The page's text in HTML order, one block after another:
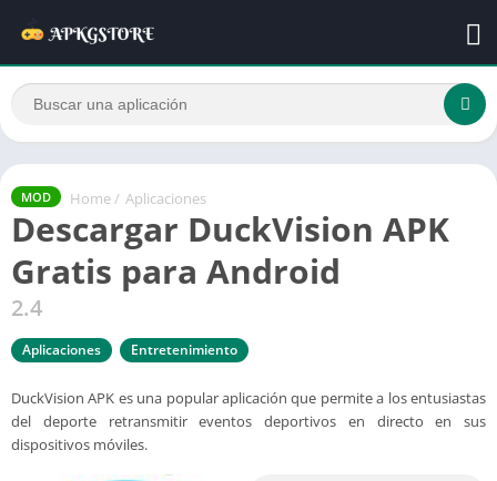
MOD Home / Aplicaciones
Descargar DuckVision APK
Gratis para Android
2.4
Aplicaciones Entretenimiento
DuckVision APK es una popular aplicación que permite a los entusiastas
del deporte retransmitir eventos deportivos en directo en sus
dispositivos móviles.